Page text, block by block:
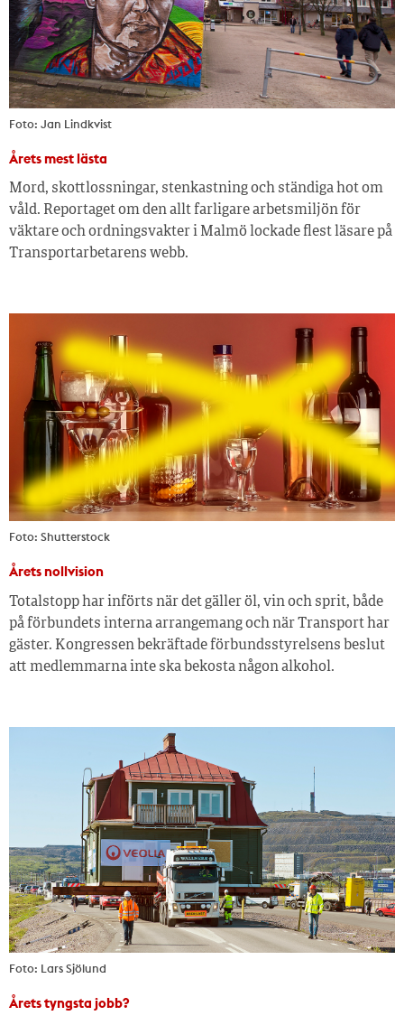
Foto: Jan Lindkvist
Årets mest lästa
Mord, skottlossningar, stenkastning och ständiga hot om
våld. Reportaget om den allt farligare arbetsmiljön för
väktare och ordningsvakter i Malmö lockade flest läsare på
Transportarbetarens webb.
Foto: Shutterstock
Årets nollvision
Totalstopp har införts när det gäller öl, vin och sprit, både
på förbundets interna arrangemang och när Transport har
gäster. Kongressen bekräftade förbundsstyrelsens beslut
att medlemmarna inte ska bekosta någon alkohol.
Foto: Lars Sjölund
Årets tyngsta jobb?